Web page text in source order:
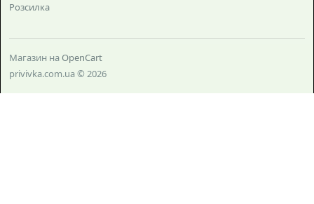
Розсилка
Магазин на OpenCart
privivka.com.ua © 2026